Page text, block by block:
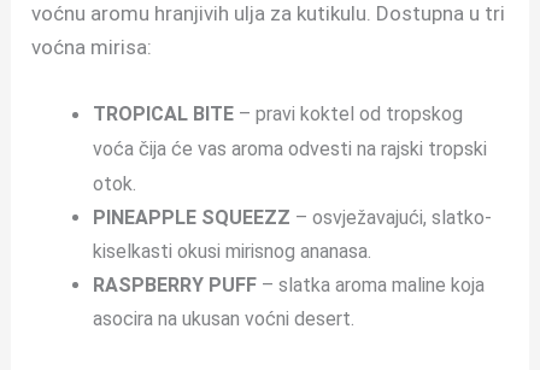
voćnu aromu hranjivih ulja za kutikulu. Dostupna u tri
voćna mirisa:
TROPICAL BITE – pravi koktel od tropskog
voća čija će vas aroma odvesti na rajski tropski
otok.
PINEAPPLE SQUEEZZ – osvježavajući, slatko-
kiselkasti okusi mirisnog ananasa.
RASPBERRY PUFF – slatka aroma maline koja
asocira na ukusan voćni desert.